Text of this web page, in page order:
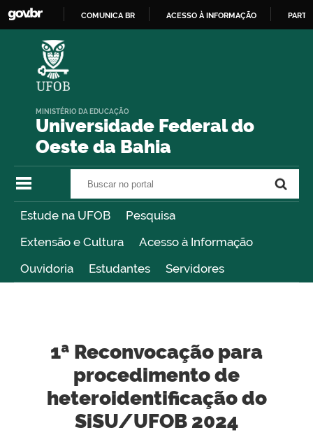
COMUNICA BR ACESSO À INFORMAÇÃO
Universidade Federal do
Oeste da Bahia
MINISTÉRIO DA EDUCAÇÃO
Estude na UFOB
Pesquisa
Extensão e Cultura
Acesso à Informação
Ouvidoria
Estudantes Servidores
1ª Reconvocação para
procedimento de
heteroidentificação do
SiSU/UFOB 2024